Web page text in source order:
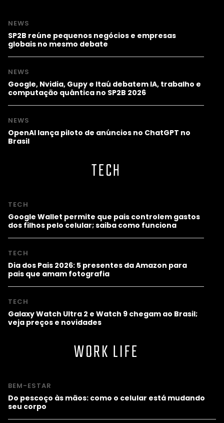
NEWS
SP2B reúne pequenos negócios e empresas
globais no mesmo debate
NEWS
Google, Nvidia, Gupy e Itaú debatem IA, trabalho e
computação quântica no SP2B 2026
NEWS
OpenAI lança piloto de anúncios no ChatGPT no
Brasil
TECH
TECH
Google Wallet permite que pais controlem gastos
dos filhos pelo celular; saiba como funciona
TECH
Dia dos Pais 2026: 5 presentes da Amazon para
pais que amam fotografia
TECH
Galaxy Watch Ultra 2 e Watch 9 chegam ao Brasil;
veja preços e novidades
WORK LIFE
BEM-ESTAR
Do pescoço às mãos: como o celular está mudando
seu corpo